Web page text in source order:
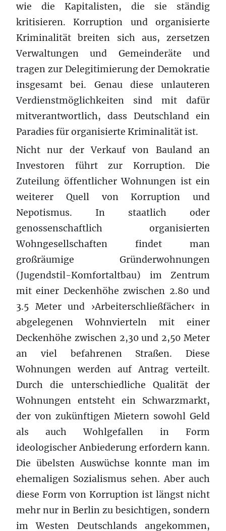
wie die Kapitalisten, die sie ständig
kritisieren. Korruption und organisierte
Kriminalität breiten sich aus, zersetzen
Verwaltungen und Gemeinderäte und
tragen zur Delegitimierung der Demokratie
insgesamt bei. Genau diese unlauteren
Verdienstmöglichkeiten sind mit dafür
mitverantwortlich, dass Deutschland ein
Paradies für organisierte Kriminalität ist.
Nicht nur der Verkauf von Bauland an
Investoren führt zur Korruption. Die
Zuteilung öffentlicher Wohnungen ist ein
weiterer Quell von Korruption und
Nepotismus. In staatlich oder
genossenschaftlich organisierten
Wohngesellschaften findet man
großräumige Gründerwohnungen
(Jugendstil-Komfortaltbau) im Zentrum
mit einer Deckenhöhe zwischen 2.80 und
3.5 Meter und ›Arbeiterschließfächer‹ in
abgelegenen Wohnvierteln mit einer
Deckenhöhe zwischen 2,30 und 2,50 Meter
an viel befahrenen Straßen. Diese
Wohnungen werden auf Antrag verteilt.
Durch die unterschiedliche Qualität der
Wohnungen entsteht ein Schwarzmarkt,
der von zukünftigen Mietern sowohl Geld
als auch Wohlgefallen in Form
ideologischer Anbiederung erfordern kann.
Die übelsten Auswüchse konnte man im
ehemaligen Sozialismus sehen. Aber auch
diese Form von Korruption ist längst nicht
mehr nur in Berlin zu besichtigen, sondern
im Westen Deutschlands angekommen,